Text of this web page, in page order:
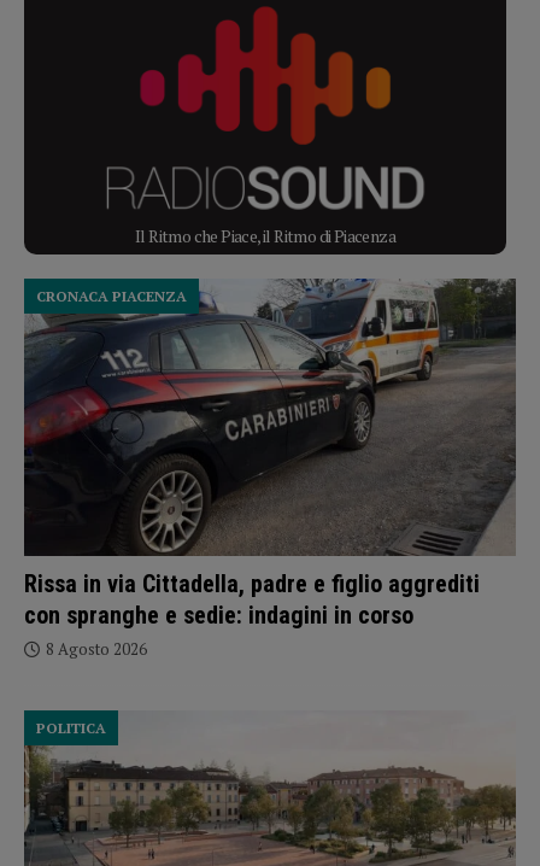
Il Ritmo che Piace, il Ritmo di Piacenza
Rissa in via Cittadella, padre e figlio aggrediti
con spranghe e sedie: indagini in corso
CRONACA PIACENZA
8 Agosto 2026
POLITICA